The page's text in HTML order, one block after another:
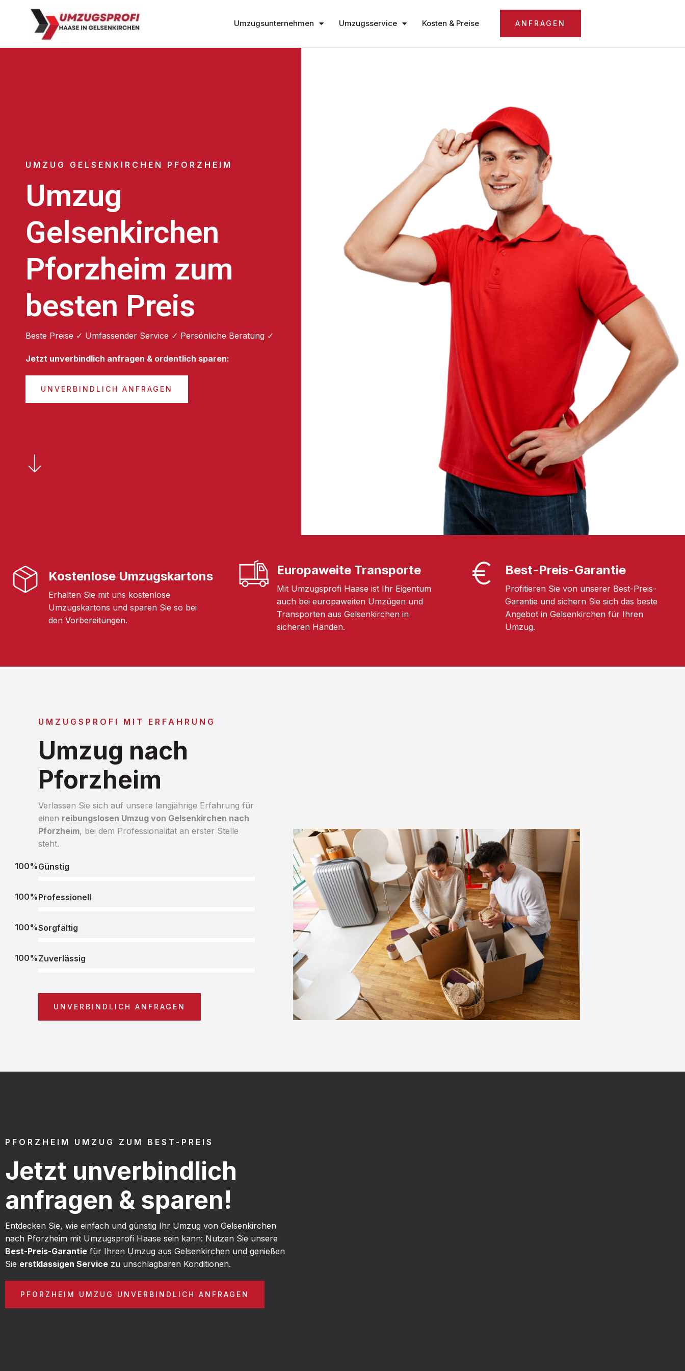
Umzugsunternehmen Umzugsservice Kosten & Preise ANFRAGEN
UMZUG GELSENKIRCHEN PFORZHEIM
Umzug
Gelsenkirchen
Pforzheim zum
besten Preis
Beste Preise ✓ Umfassender Service ✓ Persönliche Beratung ✓
Jetzt unverbindlich anfragen & ordentlich sparen:
UNVERBINDLICH ANFRAGEN
Kostenlose Umzugskartons
Erhalten Sie mit uns kostenlose
Umzugskartons und sparen Sie so bei
den Vorbereitungen.
Europaweite Transporte
Mit Umzugsprofi Haase ist Ihr Eigentum
auch bei europaweiten Umzügen und
Transporten aus Gelsenkirchen in
sicheren Händen.
Best-Preis-Garantie
Profitieren Sie von unserer Best-Preis-
Garantie und sichern Sie sich das beste
Angebot in Gelsenkirchen für Ihren
Umzug.
UMZUGSPROFI MIT ERFAHRUNG
Umzug nach
Pforzheim
Verlassen Sie sich auf unsere langjährige Erfahrung für
einen reibungslosen Umzug von Gelsenkirchen nach
Pforzheim, bei dem Professionalität an erster Stelle
steht.
Günstig
100%
Professionell
100%
Sorgfältig
100%
Zuverlässig
100%
UNVERBINDLICH ANFRAGEN
PFORZHEIM UMZUG ZUM BEST-PREIS
Jetzt unverbindlich
anfragen & sparen!
Entdecken Sie, wie einfach und günstig Ihr Umzug von Gelsenkirchen
nach Pforzheim mit Umzugsprofi Haase sein kann: Nutzen Sie unsere
Best-Preis-Garantie für Ihren Umzug aus Gelsenkirchen und genießen
Sie erstklassigen Service zu unschlagbaren Konditionen.
PFORZHEIM UMZUG UNVERBINDLICH ANFRAGEN